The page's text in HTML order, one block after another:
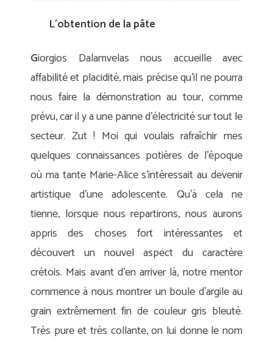
L’obtention de la pâte
Giorgios Dalamvelas nous accueille avec
affabilité et placidité, mais précise qu’il ne pourra
nous faire la démonstration au tour, comme
prévu, car il y a une panne d’électricité sur tout le
secteur. Zut ! Moi qui voulais rafraîchir mes
quelques connaissances potières de l’époque
où ma tante Marie-Alice s’intéressait au devenir
artistique d’une adolescente. Qu’à cela ne
tienne, lorsque nous repartirons, nous aurons
appris des choses fort intéressantes et
découvert un nouvel aspect du caractère
crétois. Mais avant d’en arriver là, notre mentor
commence à nous montrer un boule d’argile au
grain extrêmement fin de couleur gris bleuté.
Très pure et très collante, on lui donne le nom